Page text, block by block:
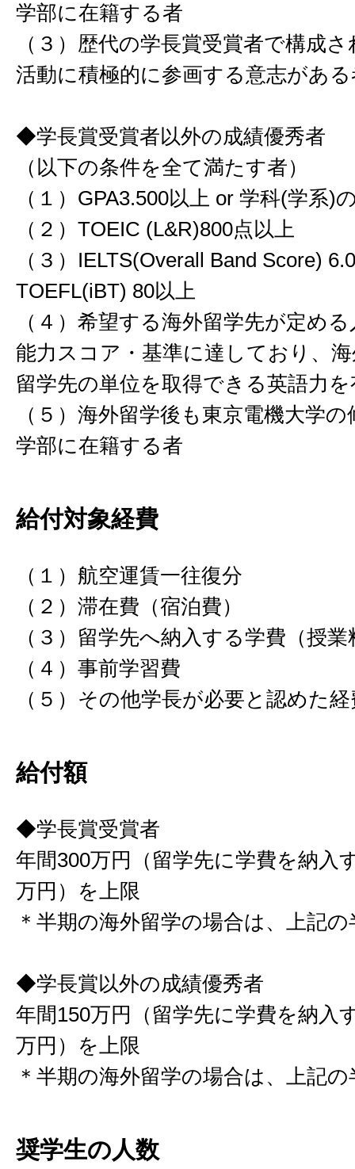
学部に在籍する者
（３）歴代の学長賞受賞者で構成
活動に積極的に参画する意志があ
◆学長賞受賞者以外の成績優秀者
（以下の条件を全て満たす者）
（１）GPA3.500以上 or 学科(学系)
（２）TOEIC (L&R)800点以上
（３）IELTS(Overall Band Score)
TOEFL(iBT) 80以上
（４）希望する海外留学先が定め
能力スコア・基準に達しており、
留学先の単位を取得できる英語力
（５）海外留学後も東京電機大学
学部に在籍する者
給付対象経費
（１）航空運賃一往復分
（２）滞在費（宿泊費）
（３）留学先へ納入する学費（授業
（４）事前学習費
（５）その他学長が必要と認めた
給付額
◆学長賞受賞者
年間300万円（留学先に学費を納入
万円）を上限
＊半期の海外留学の場合は、上記
◆学長賞以外の成績優秀者
年間150万円（留学先に学費を納入
万円）を上限
＊半期の海外留学の場合は、上記
奨学生の人数